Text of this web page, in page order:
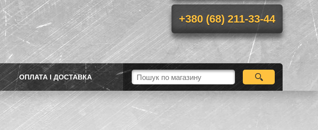
+380 (68) 211-33-44
ОПЛАТА І ДОСТАВКА